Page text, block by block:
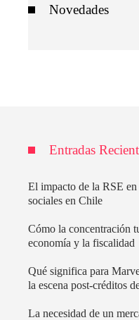
Novedades
Entradas
El impacto de la RSE
sociales en Chile
Cómo la concentración
economía y la fiscalidad
Qué significa para
la escena post-créditos
La necesidad de un